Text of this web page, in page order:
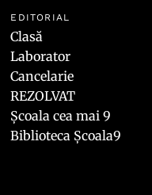
EDITORIAL
Clasă
Laborator
Cancelarie
REZOLVAT
Școala cea mai 9
Biblioteca Școala9